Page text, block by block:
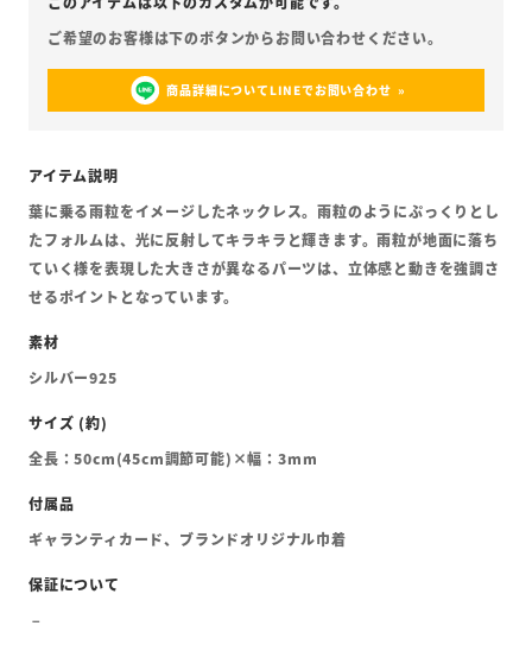
商品詳細についてLINEでお問い合わせ
葉に乗る雨粒をイメージしたネックレス。雨粒のようにぷっくりとし
たフォルムは、光に反射してキラキラと輝きます。雨粒が地面に落ち
ていく様を表現した大きさが異なるパーツは、立体感と動きを強調さ
せるポイントとなっています。
シルバー925
全長：50cm(45cm調節可能)×幅：3mm
ギャランティカード、ブランドオリジナル巾着